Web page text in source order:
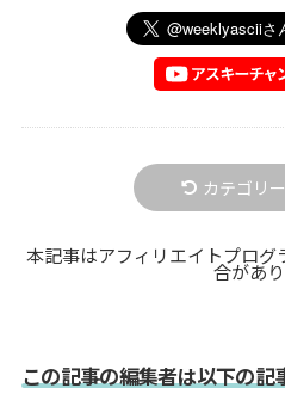
カテゴリ
本記事はアフィリエイトプロ
合があ
この記事の編集者は以下の記